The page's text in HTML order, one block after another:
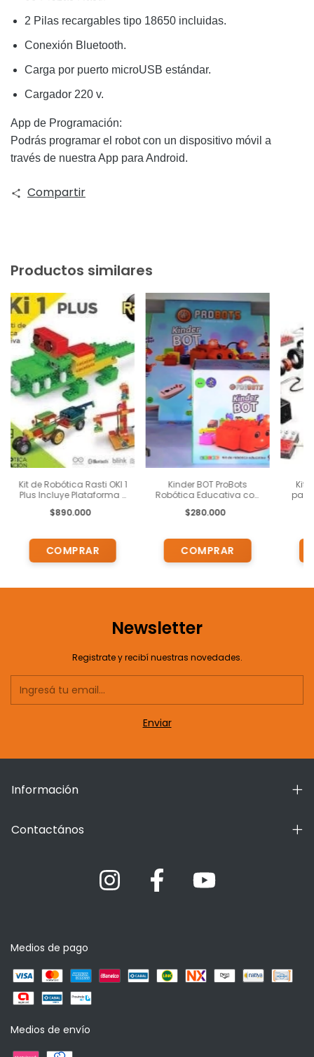
2 Pilas recargables tipo 18650 incluidas.
Conexión Bluetooth.
Carga por puerto microUSB estándar.
Cargador 220 v.
App de Programación:
Podrás programar el robot con un dispositivo móvil a
través de nuestra App para Android.
Compartir
Productos similares
Kit de Robótica Rasti OKI 1
Plus Incluye Plataforma y
$890.000
Kinder BOT ProBots
Robótica Educativa con
con Letras y Números,
Remoto , Cartas ,
Proyectos y Programas.
$280.000
Kit
para
Newsletter
Registrate y recibí nuestras novedades.
Información
Contactános
Medios de pago
Medios de envío